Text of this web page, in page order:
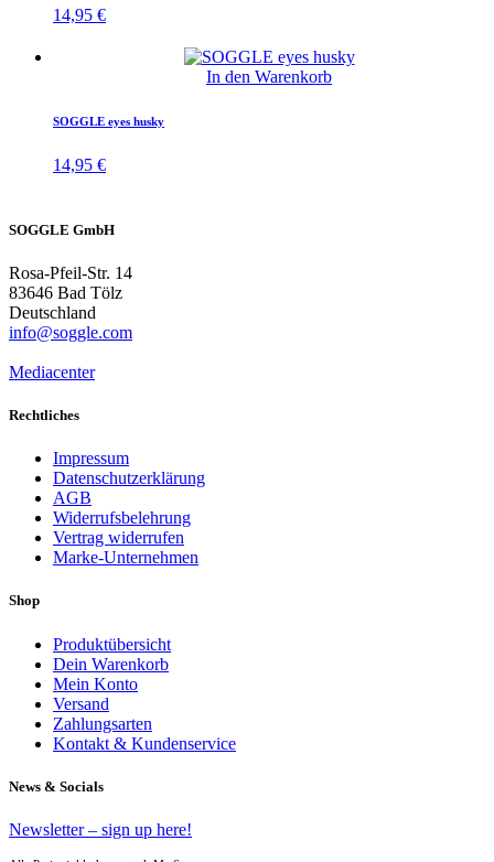
14,95 €
In den Warenkorb
SOGGLE eyes husky
14,95 €
SOGGLE GmbH
Rosa-Pfeil-Str. 14
83646 Bad Tölz
Deutschland
info@soggle.com
Mediacenter
Rechtliches
Impressum
Datenschutzerklärung
AGB
Widerrufsbelehrung
Vertrag widerrufen
Marke-Unternehmen
Shop
Produktübersicht
Dein Warenkorb
Mein Konto
Versand
Zahlungsarten
Kontakt & Kundenservice
News & Socials
Newsletter – sign up here!